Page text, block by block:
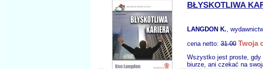
BŁYSKOTLIWA
LANGDON K.,
cena netto: 31.00 Twoja
Wszystko jest proste, gdy
biurze, ani czekać na